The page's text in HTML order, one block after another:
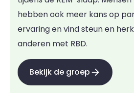
hebben ook meer kans op
ervaring en vind steun en
anderen met RBD.
Bekijk de groep